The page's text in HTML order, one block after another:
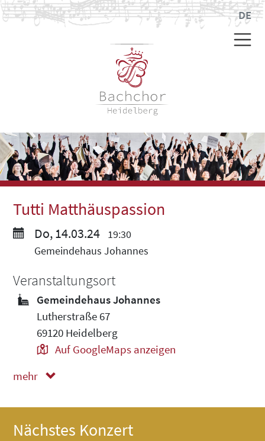
DE
Tutti Matthäuspassion
Do, 14.03.24
19:30
Gemeindehaus Johannes
Veranstaltungsort
Gemeindehaus Johannes
Lutherstraße 67
69120 Heidelberg
Auf GoogleMaps anzeigen
mehr
Nächstes Konzert